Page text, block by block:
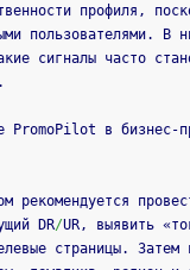
профиля,
пользователями. В
сигналы часто
PromoPilot в
рекомендуется
DR/UR, выявить
страницы. Затем